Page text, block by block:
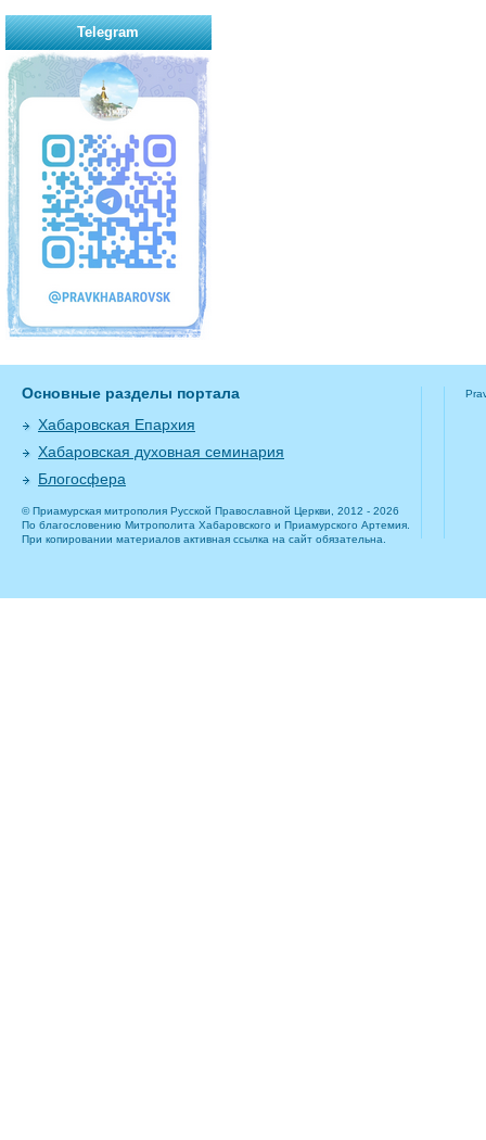
Telegram
Основные разделы портала
Хабаровская Епархия
Хабаровская духовная семинария
Блогосфера
© Приамурская митрополия Русской Православной Церкви, 2012 - 2026
По благословению Митрополита Хабаровского и Приамурского Артемия.
При копировании материалов активная ссылка на сайт обязательна.